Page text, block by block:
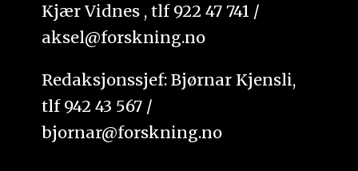
Kjær Vidnes , tlf 922 47 741 /
aksel@forskning.no
Redaksjonssjef: Bjørnar Kjensli,
tlf 942 43 567 /
bjornar@forskning.no